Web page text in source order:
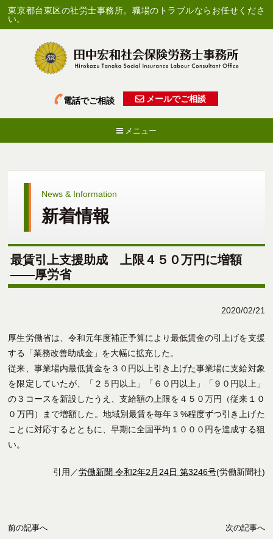
東京都台東区の社労士事務所。職場のトラブルならお任せくださ
い。
電話でご相談 メールでご相談
メニュー
News & Information
新着情報
最賃引上支援助成 上限４５０万円に増額
――厚労省
2020/02/21
厚生労働省は、令和元年度補正予算により最低賃金の引上げを支援
する「業務改善助成金」を大幅に拡充した。
従来、事業場内最低賃金を３０円以上引き上げた事業場に支給対象
を限定していたが、「２５円以上」「６０円以上」「９０円以上」
の３コースを新設したうえ、支給額の上限を４５０万円（従来１０
０万円）まで増額した。地域別最賃を毎年３%程度ずつ引き上げた
ことに対応するとともに、早期に全国平均１０００円を達成する狙
い。
引用／労働新聞 令和2年2月24日 第3246号(労働新聞社)
前の記事へ 次の記事へ